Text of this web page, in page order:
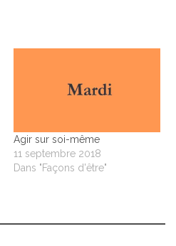
Agir sur soi-même
11 septembre 2018
Dans "Façons d'être"